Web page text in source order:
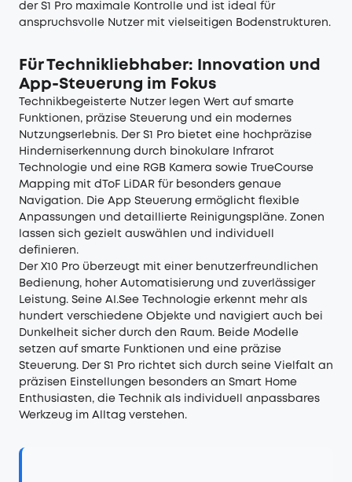
der S1 Pro maximale Kontrolle und ist ideal für
anspruchsvolle Nutzer mit vielseitigen Bodenstrukturen.
Für Technikliebhaber: Innovation und
App-Steuerung im Fokus
Technikbegeisterte Nutzer legen Wert auf smarte
Funktionen, präzise Steuerung und ein modernes
Nutzungserlebnis. Der S1 Pro bietet eine hochpräzise
Hinderniserkennung durch binokulare Infrarot
Technologie und eine RGB Kamera sowie TrueCourse
Mapping mit dToF LiDAR für besonders genaue
Navigation. Die App Steuerung ermöglicht flexible
Anpassungen und detaillierte Reinigungspläne. Zonen
lassen sich gezielt auswählen und individuell
definieren.
Der X10 Pro überzeugt mit einer benutzerfreundlichen
Bedienung, hoher Automatisierung und zuverlässiger
Leistung. Seine AI.See Technologie erkennt mehr als
hundert verschiedene Objekte und navigiert auch bei
Dunkelheit sicher durch den Raum. Beide Modelle
setzen auf smarte Funktionen und eine präzise
Steuerung. Der S1 Pro richtet sich durch seine Vielfalt an
präzisen Einstellungen besonders an Smart Home
Enthusiasten, die Technik als individuell anpassbares
Werkzeug im Alltag verstehen.